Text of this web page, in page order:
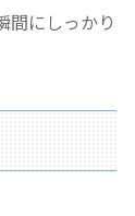
間にしっかり